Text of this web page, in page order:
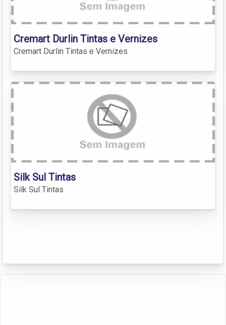
Cremart Durlin Tintas e Vernizes
Cremart Durlin Tintas e Vernizes
Silk Sul Tintas
Silk Sul Tintas